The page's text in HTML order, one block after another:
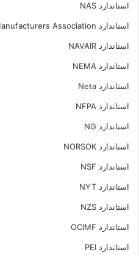
استاندارد NAS
استاندارد National Electrical Manufacturers Association
استاندارد NAVAIR
استاندارد NEMA
استاندارد Neta
استاندارد NFPA
استاندارد NG
استاندارد NORSOK
استاندارد NSF
استاندارد NYT
استاندارد NZS
استاندارد OCIMF
استاندارد PEI